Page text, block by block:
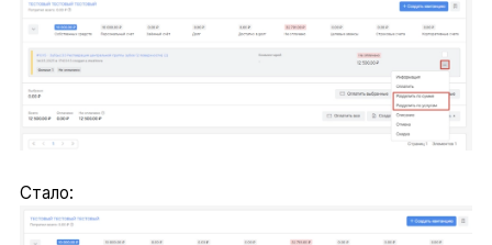
Стало: